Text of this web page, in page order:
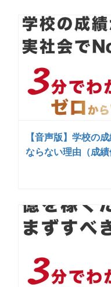
【音声版】学校の
ならない理由（成績